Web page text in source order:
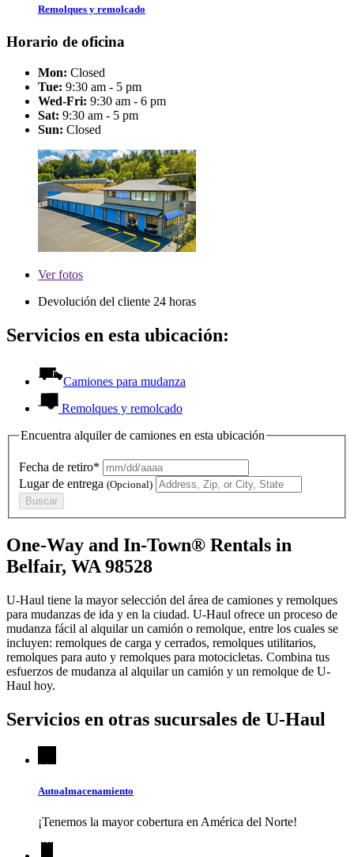
Remolques y remolcado
Horario de oficina
Mon: Closed
Tue: 9:30 am - 5 pm
Wed-Fri: 9:30 am - 6 pm
Sat: 9:30 am - 5 pm
Sun: Closed
Verfotos
Devolución del cliente 24 horas
Servicios en esta ubicación:
Camiones para mudanza
Remolques y remolcado
Encuentra alquiler de camiones en esta ubicación
Fecha de retiro*
Lugar de entrega (Opcional)
Buscar
One-Way and In-Town® Rentals in
Belfair, WA 98528
U-Haul tiene la mayor selección del área de camiones y remolques
para mudanzas de ida y en la ciudad. U-Haul ofrece un proceso de
mudanza fácil al alquilar un camión o remolque, entre los cuales se
incluyen: remolques de carga y cerrados, remolques utilitarios,
remolques para auto y remolques para motocicletas. Combina tus
esfuerzos de mudanza al alquilar un camión y un remolque de U-
Haul hoy.
Servicios en otras sucursales de U-Haul
Autoalmacenamiento
¡Tenemos la mayor cobertura en América del Norte!